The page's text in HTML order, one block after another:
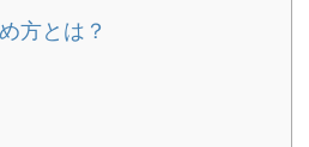
方とは？